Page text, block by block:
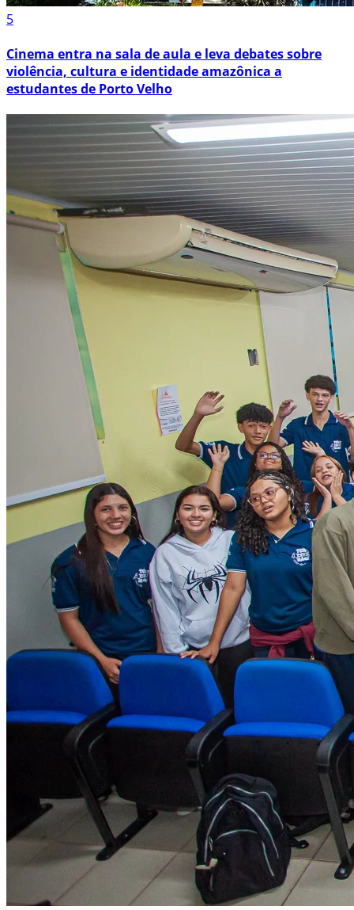
5
Cinema entra na sala de aula e leva debates sobre
violência, cultura e identidade amazônica a
estudantes de Porto Velho